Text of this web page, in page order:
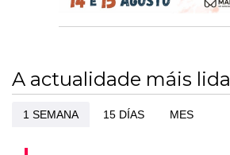
A actualidade máis lida
1 SEMANA 15 DÍAS MES